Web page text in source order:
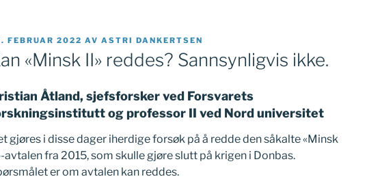
FEBRUAR 2022 AV ASTRI DANKERTSEN
«Minsk II» reddes? Sannsynligvis ikke.
Åtland, sjefsforsker ved Forsvarets
og professor II ved Nord universitet
gjøres i disse dager iherdige forsøk på å redde den såkalte «Minsk
avtalen fra 2015, som skulle gjøre slutt på krigen i Donbas.
er om avtalen kan reddes.